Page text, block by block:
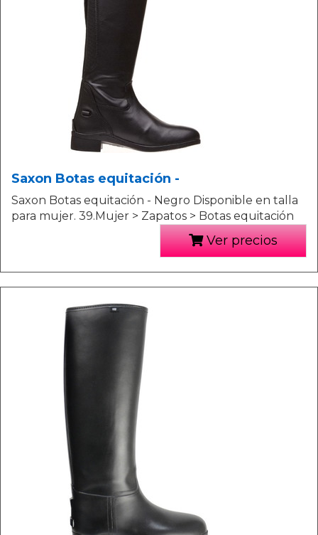
Saxon Botas equitación -
Saxon Botas equitación - Negro Disponible en talla
para mujer. 39.Mujer > Zapatos > Botas equitación
Ver precios